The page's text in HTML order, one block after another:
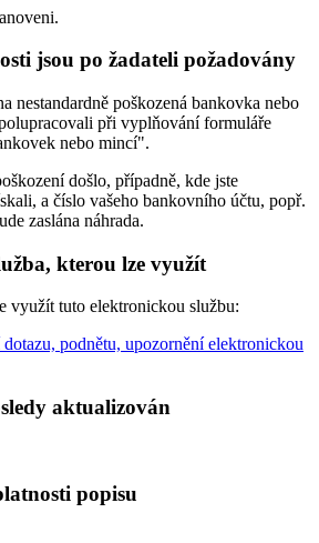
jsou po žadateli požadovány
nestandardně poškozená bankovka nebo
při vyplňování formuláře
nebo mincí".
došlo, případně, kde jste
a číslo vašeho bankovního účtu, popř.
zaslána náhrada.
kterou lze využít
využít tuto elektronickou službu:
podnětu, upozornění elektronickou
aktualizován
popisu